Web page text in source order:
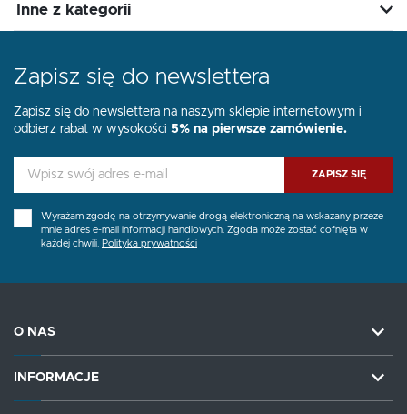
Inne z kategorii
Zapisz się do newslettera
Zapisz się do newslettera na naszym sklepie internetowym i
odbierz rabat w wysokości 5% na pierwsze zamówienie.
ZAPISZ SIĘ
Wyrażam zgodę na otrzymywanie drogą elektroniczną na wskazany przeze
mnie adres e-mail informacji handlowych. Zgoda może zostać cofnięta w
każdej chwili. Polityka prywatności
O NAS
INFORMACJE